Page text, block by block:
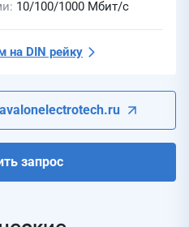
10/100/1000 Мбит/с
на DIN рейку
запрос